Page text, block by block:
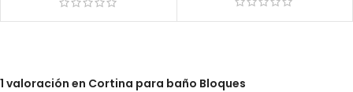
1 valoración en Cortina para baño Bloques